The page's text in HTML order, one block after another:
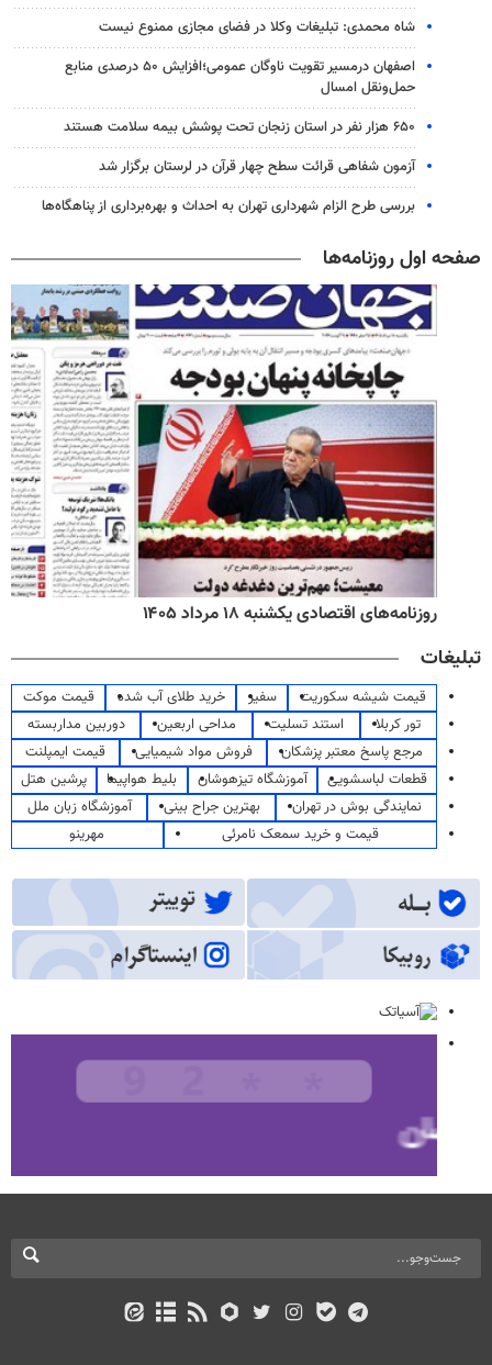
شاه محمدی: تبلیغات وکلا در فضای مجازی ممنوع نیست
اصفهان درمسیر تقویت ناوگان عمومی؛افزایش ۵۰ درصدی منابع
حمل‌ونقل امسال
۶۵۰ هزار نفر در استان زنجان تحت پوشش بیمه سلامت هستند
آزمون شفاهی قرائت سطح چهار قرآن در لرستان برگزار شد
بررسی طرح الزام شهرداری تهران به احداث و بهره‌برداری از پناهگاه‌ها
صفحه اول روزنامه‌ها
روزنامه‌های اقتصادی یکشنبه ۱۸ مرداد ۱۴۰۵
تبلیغات
قیمت شیشه سکوریت سفیر خرید طلای آب شده
قیمت موکت
تور کربلا
استند تسلیت مداحی اربعین
دوربین مداربسته
مرجع پاسخ معتبر پزشکان
فروش مواد شیمیایی
قیمت ایمپلنت
قطعات لباسشویی
آموزشگاه تیزهوشان بلیط هواپیما
پرشین هتل
نمایندگی بوش در تهران
بهترین جراح بینی
آموزشگاه زبان ملل
قیمت و خرید سمعک نامرئی
مهرینو